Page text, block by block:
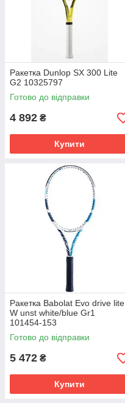
Ракетка Dunlop SX 300 Lite
G2 10325797
Готово до відправки
4 892 ₴
Купити
Ракетка Babolat Evo drive lite
W unst white/blue Gr1
101454-153
Готово до відправки
5 472 ₴
Купити